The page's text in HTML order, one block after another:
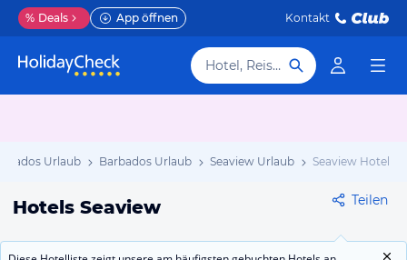
% Deals App öffnen Kontakt
Hotel, Reiseziel
Urlaub Barbados Urlaub Seaview Urlaub Seaview Hotels
Hotels Seaview Teilen